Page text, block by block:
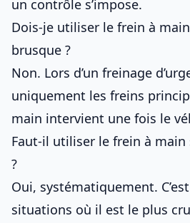
un contrôle s’impose.
Dois-je utiliser le frein à
brusque ?
Non. Lors d’un freinage
uniquement les freins
main intervient une fois le
Faut-il utiliser le frein à
?
Oui, systématiquement. C’est
situations où il est le plus